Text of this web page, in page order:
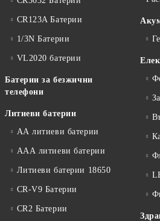
CR123A Батерии
1/3N Батерии
VL2020 батерии
Батерии за безжични
телефони
Литиеви батерии
АА литиеви батерии
ААА литиеви батерии
Литиеви батерии 18650
CR-V9 Батерии
CR2 Батерии